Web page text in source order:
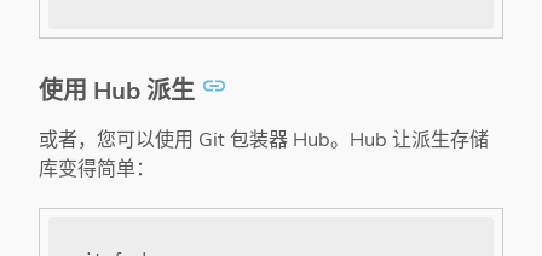
使用 Hub 派生
或者，您可以使用 Git 包装器 Hub。Hub 让派生存储
库变得简单：